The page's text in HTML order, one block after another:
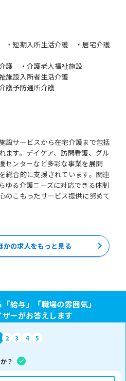
短期入所生活介護 ・居宅介護
護 ・介護老人福祉施設
施設入所者生活介護
護予防通所介護
設サービスから在宅介護まで包括
ます。デイケア、訪問看護、グル
センターなど多彩な事業を展開
総合的に支援されています。関連
ゆる介護ニーズに対応できる体制
のこもったサービス提供に努めて
かの求人をもっと見る
給与」「職場の雰囲気」
ザーがお答えします
2 3 4 5
？